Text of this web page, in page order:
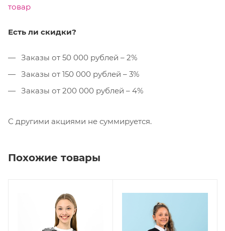
товар
Есть ли скидки?
Заказы от 50 000 рублей – 2%
Заказы от 150 000 рублей – 3%
Заказы от 200 000 рублей – 4%
С другими акциями не суммируется.
Похожие товары